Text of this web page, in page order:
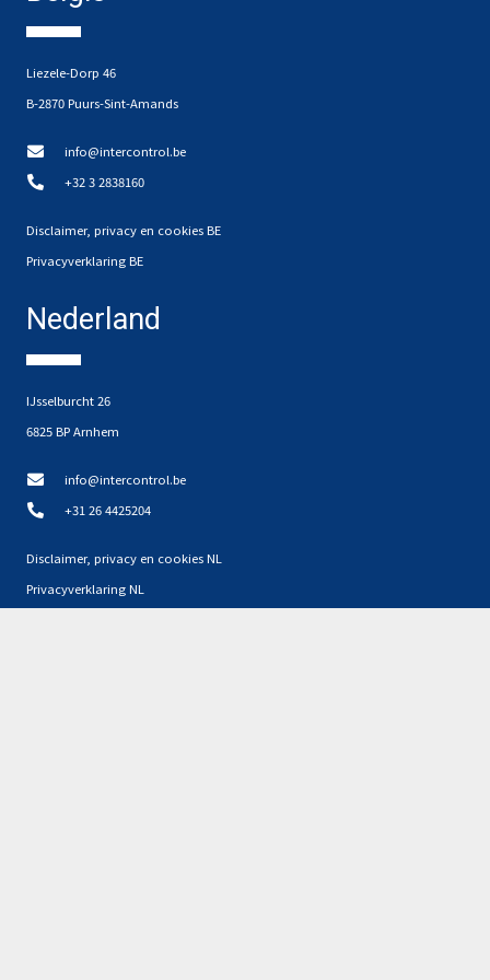
Liezele-Dorp 46
B-2870 Puurs-Sint-Amands
info@intercontrol.be
+32 3 2838160
Disclaimer, privacy en cookies BE
Privacyverklaring BE
Nederland
IJsselburcht 26
6825 BP Arnhem
info@intercontrol.be
+31 26 4425204
Disclaimer, privacy en cookies NL
Privacyverklaring NL